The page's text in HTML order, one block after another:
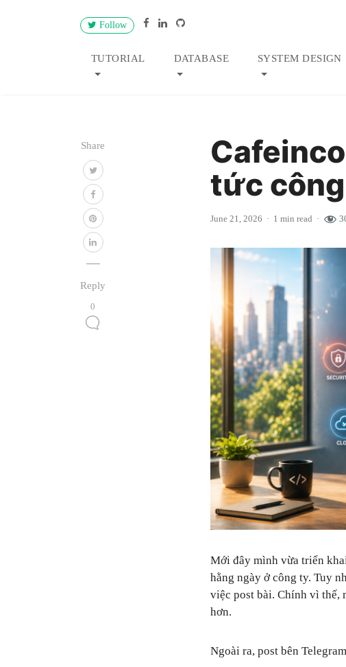
Follow
TUTORIAL DATABASE SYSTEM DESIGN
Share
Reply
0
tức
June 21, 2026 1 min read
Mới đây mình vừa triển
hằng ngày ở công ty. Tuy
việc post bài. Chính vì thế,
hơn.
Ngoài ra, post bên